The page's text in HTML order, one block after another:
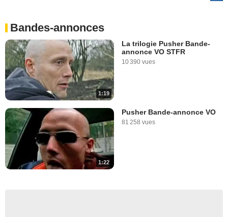
Bandes-annonces
1:19
La trilogie Pusher Bande-
annonce VO STFR
10 390 vues
1:22
Pusher Bande-annonce VO
81 258 vues